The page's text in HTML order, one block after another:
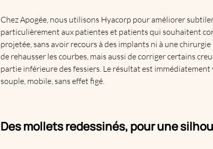
Chez Apogée, nous utilisons Hyacorp pour améliorer
particulièrement aux patientes et patients qui souhaitent
projetée, sans avoir recours à des implants ni à une
de rehausser les courbes, mais aussi de corriger certains
partie inférieure des fessiers. Le résultat est
souple, mobile, sans effet figé.
Des mollets redessinés, pour une